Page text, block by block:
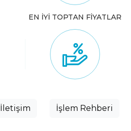
EN İYİ TOPTAN FİYATLAR
İletişim İşlem Rehberi